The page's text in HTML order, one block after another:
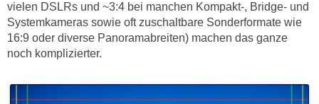
vielen DSLRs und ~3:4 bei manchen Kompakt-, Bridge- und
Systemkameras sowie oft zuschaltbare Sonderformate wie
16:9 oder diverse Panoramabreiten) machen das ganze
noch komplizierter.